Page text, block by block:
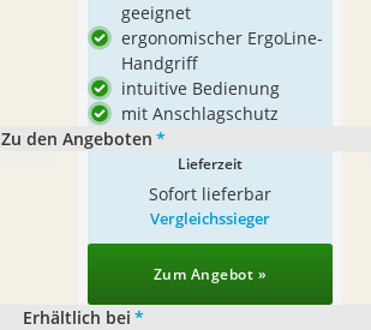
geeignet
ergonomischer ErgoLine-
Handgriff
intuitive Bedienung
mit Anschlagschutz
Zu den Angeboten *
Lieferzeit
Sofort lieferbar
Vergleichssieger
Zum Angebot »
Erhältlich bei *